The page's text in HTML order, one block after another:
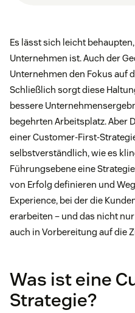
Es lässt sich leicht
Unternehmen ist. Auch der
Unternehmen den Fokus auf
Schließlich sorgt diese
bessere
begehrten Arbeitsplatz. Aber
einer Customer-First-
selbstverständlich, wie es
Führungsebene eine
von Erfolg definieren und
Experience, bei der die
erarbeiten – und das nicht
auch in Vorbereitung auf die
Was ist eine
Strategie?